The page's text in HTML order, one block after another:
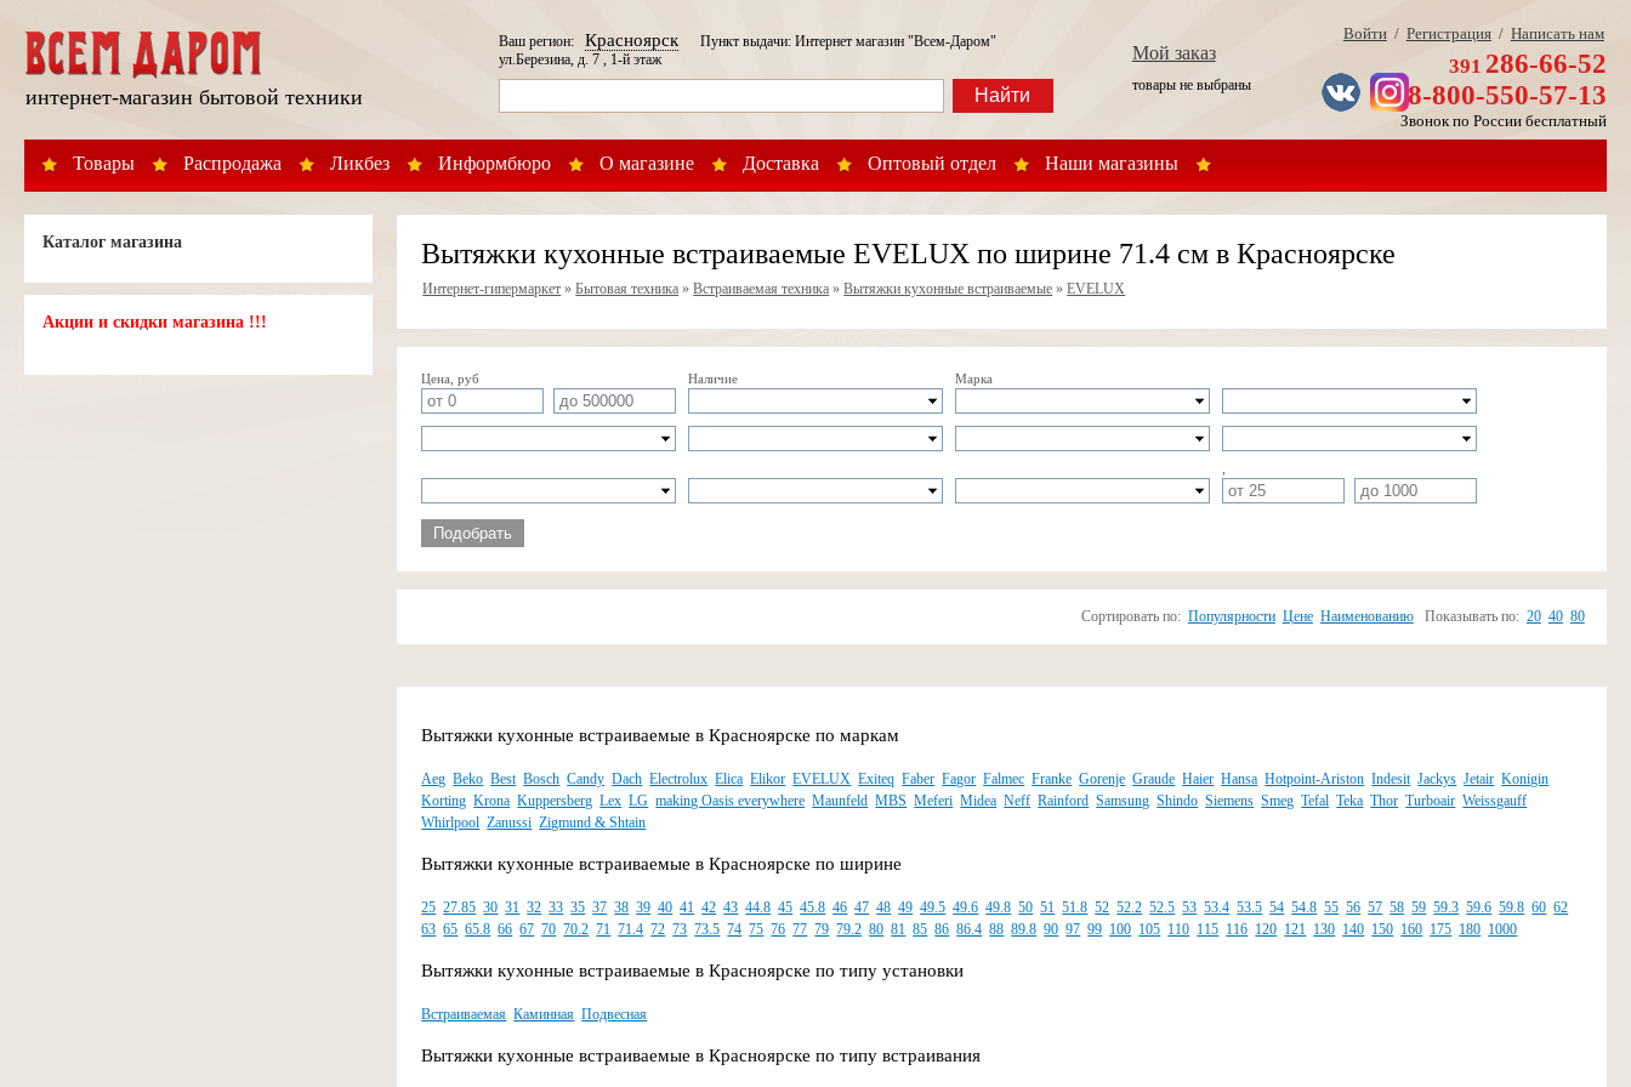
интернет-магазин бытовой техники
Товары Распродажа Ликбез Информбюро О магазине Доставка Оптовый отдел Наши магазины
Ваш регион:КрасноярскПункт выдачи: Интернет магазин "Всем-Даром"
ул.Березина, д. 7 , 1-й этаж
Найти
Мой заказ
товары не выбраны
Войти/ Регистрация/ Написать нам
391 286-66-52
8-800-550-57-13
Звонок по России бесплатный
Каталог магазина
Акции и скидки магазина !!!
Вытяжки кухонные встраиваемые EVELUX по ширине 71.4 см в Красноярске
Интернет-гипермаркет »Бытовая техника »Встраиваемая техника »Вытяжки кухонные встраиваемые »EVELUX
Цена, руб Наличие Марка
Подобрать
Сортировать по: Популярности Цене Наименованию Показывать по: 20 40 80
Вытяжки кухонные встраиваемые в Красноярске по маркам
Aeg Beko Best Bosch Candy Dach Electrolux Elica Elikor EVELUX Exiteq Faber Fagor Falmec Franke Gorenje Graude Haier Hansa Hotpoint-Ariston Indesit Jackys Jetair Konigin
Korting Krona Kuppersberg Lex LG making Oasis everywhere Maunfeld MBS Meferi Midea Neff Rainford Samsung Shindo Siemens Smeg Tefal Teka Thor Turboair Weissgauff
Whirlpool Zanussi Zigmund & Shtain
Вытяжки кухонные встраиваемые в Красноярске по ширине
25 27.85 30 31 32 33 35 37 38 39 40 41 42 43 44.8 45 45.8 46 47 48 49 49.5 49.6 49.8 50 51 51.8 52 52.2 52.5 53 53.4 53.5 54 54.8 55 56 57 58 59 59.3 59.6 59.8 60 62
63 65 65.8 66 67 70 70.2 71 71.4 72 73 73.5 74 75 76 77 79 79.2 80 81 85 86 86.4 88 89.8 90 97 99 100 105 110 115 116 120 121 130 140 150 160 175 180 1000
Вытяжки кухонные встраиваемые в Красноярске по типу установки
Встраиваемая Каминная Подвесная
Вытяжки кухонные встраиваемые в Красноярске по типу встраивания